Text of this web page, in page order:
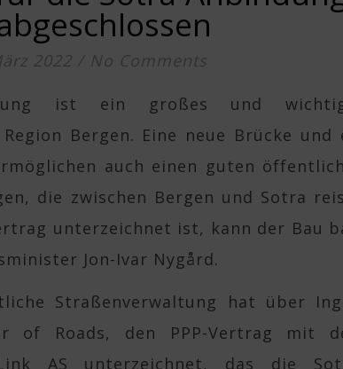
2022 / No Comments
ist ein großes und
Bergen. Eine neue Brücke und
auch einen guten
die zwischen Bergen und Sotra
unterzeichnet ist, kann der Bau
Jon-Ivar Nygård.
Straßenverwaltung hat über
of Roads, den PPP-Vertrag mit
AS unterzeichnet, das die